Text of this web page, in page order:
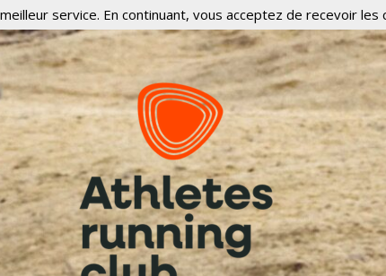
service. En continuant, vous acceptez de recevoir les